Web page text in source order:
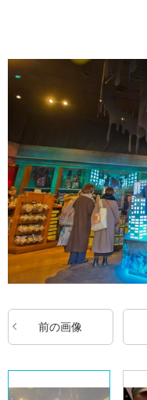
前の画像